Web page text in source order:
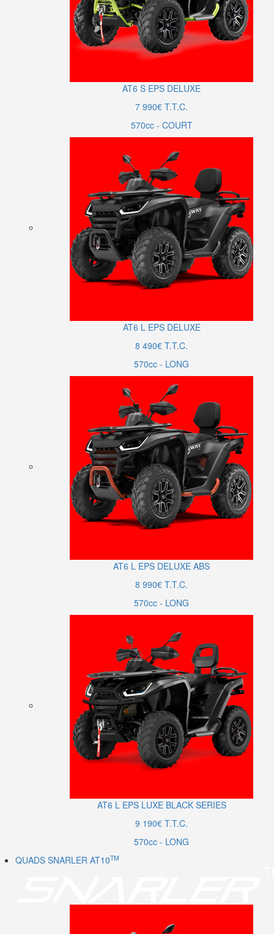
AT6 S EPS DELUXE
7 990€ T.T.C.
570cc - COURT
AT6 L EPS DELUXE
8 490€ T.T.C.
570cc - LONG
AT6 L EPS DELUXE ABS
8 990€ T.T.C.
570cc - LONG
AT6 L EPS LUXE BLACK SERIES
9 190€ T.T.C.
570cc - LONG
QUADS SNARLER AT10TM